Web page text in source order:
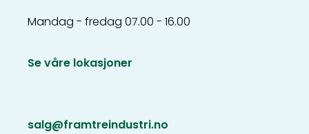
Mandag - fredag 07.00 - 16.00
Se våre lokasjoner
salg@framtreindustri.no